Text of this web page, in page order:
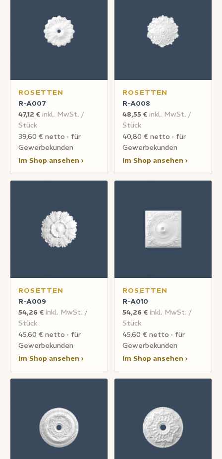
ROSETTEN
R-A007
47,12 € inkl. MwSt. /
Stück
39,60 € netto · für
Gewerbekunden
Im Shop ansehen ›
ROSETTEN
R-A008
48,55 € inkl. MwSt. /
Stück
40,80 € netto · für
Gewerbekunden
Im Shop ansehen ›
ROSETTEN
R-A009
54,26 € inkl. MwSt. /
Stück
45,60 € netto · für
Gewerbekunden
Im Shop ansehen ›
ROSETTEN
R-A010
54,26 € inkl. MwSt. /
Stück
45,60 € netto · für
Gewerbekunden
Im Shop ansehen ›